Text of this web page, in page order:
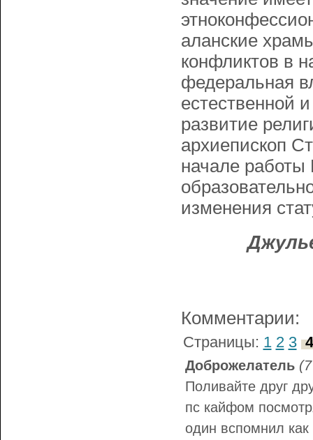
аланские
конфликтов в
федеральная
естественной
развитие
архиепископ
начале работы
изменения
Комментарии:
Страницы: 1 2 3
Доброжелатель
Поливайте друг
пс кайфом
один вспомнил как